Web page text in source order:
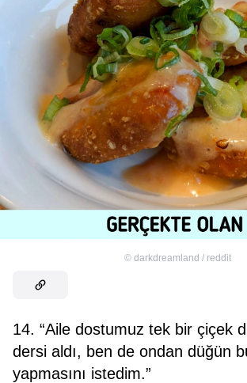
© darkdreamland / reddit
14. “Aile dostumuz tek bir çiçek
dersi aldı, ben de ondan düğün
yapmasını istedim.”